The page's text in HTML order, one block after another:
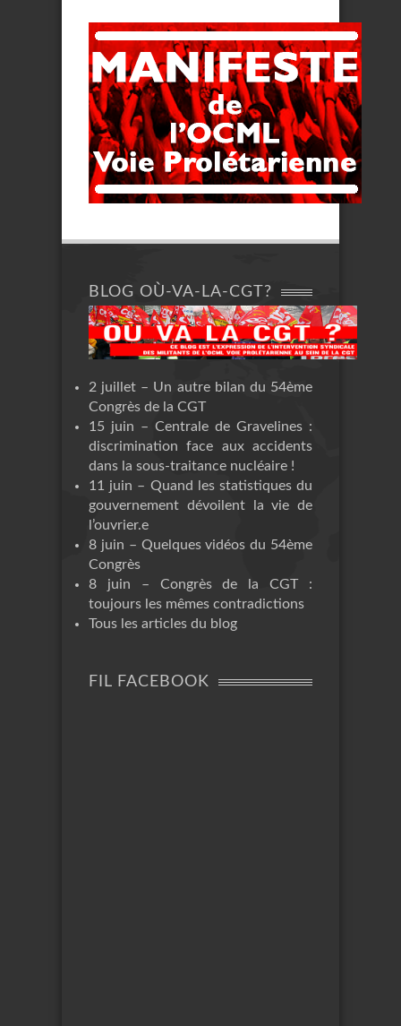
BLOG OÙ-VA-LA-CGT?
2 juillet – Un autre bilan du 54ème
Congrès de la CGT
15 juin – Centrale de Gravelines :
discrimination face aux accidents
dans la sous-traitance nucléaire !
11 juin – Quand les statistiques du
gouvernement dévoilent la vie de
l’ouvrier.e
8 juin – Quelques vidéos du 54ème
Congrès
8 juin – Congrès de la CGT :
toujours les mêmes contradictions
Tous les articles du blog
FIL FACEBOOK